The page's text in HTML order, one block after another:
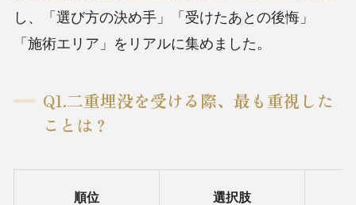
し、「選び方の決め手」「受けたあとの後悔」
「施術エリア」をリアルに集めました。
Q1.二重埋没を受ける際、最も重視した
ことは？
順位 選択肢